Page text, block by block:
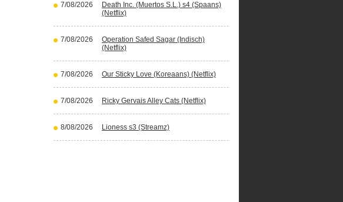
7/08/2026
Death Inc. (Muertos S.L.) s4 (Spaans)
(Netflix)
7/08/2026
Operation Safed Sagar (Indisch)
(Netflix)
7/08/2026 Our Sticky Love (Koreaans) (Netflix)
7/08/2026 Ricky Gervais Alley Cats (Netflix)
8/08/2026 Lioness s3 (Streamz)